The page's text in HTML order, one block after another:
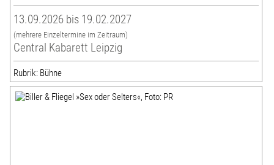
13.09.2026 bis 19.02.2027
(mehrere Einzeltermine im Zeitraum)
Central Kabarett Leipzig
Rubrik: Bühne